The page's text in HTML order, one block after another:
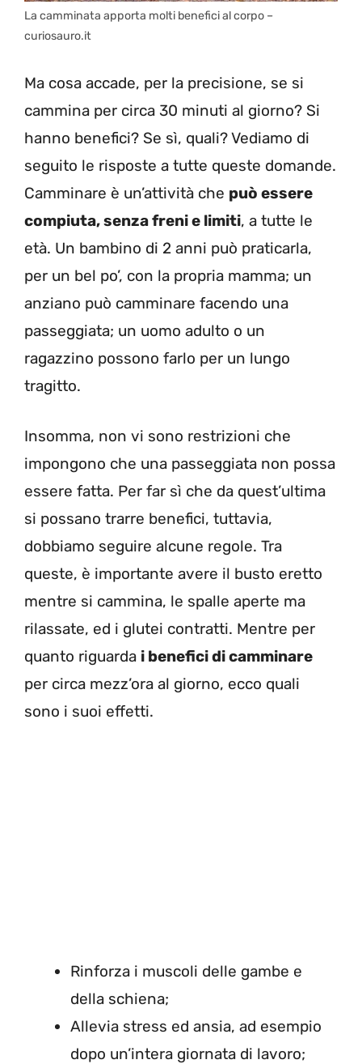
La camminata apporta molti benefici al corpo –
curiosauro.it
Ma cosa accade, per la precisione, se si
cammina per circa 30 minuti al giorno? Si
hanno benefici? Se sì, quali? Vediamo di
seguito le risposte a tutte queste domande.
Camminare è un’attività che può essere
compiuta, senza freni e limiti, a tutte le
età. Un bambino di 2 anni può praticarla,
per un bel po’, con la propria mamma; un
anziano può camminare facendo una
passeggiata; un uomo adulto o un
ragazzino possono farlo per un lungo
tragitto.
Insomma, non vi sono restrizioni che
impongono che una passeggiata non possa
essere fatta. Per far sì che da quest’ultima
si possano trarre benefici, tuttavia,
dobbiamo seguire alcune regole. Tra
queste, è importante avere il busto eretto
mentre si cammina, le spalle aperte ma
rilassate, ed i glutei contratti. Mentre per
quanto riguarda i benefici di camminare
per circa mezz’ora al giorno, ecco quali
sono i suoi effetti.
Rinforza i muscoli delle gambe e
della schiena;
Allevia stress ed ansia, ad esempio
dopo un’intera giornata di lavoro;